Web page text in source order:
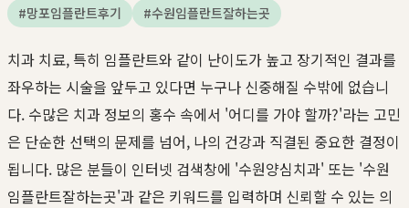
#망포임플란트후기 #수원임플란트잘하는곳
치과 치료, 특히 임플란트와 같이 난이도가 높고 장기적인 결과를
좌우하는 시술을 앞두고 있다면 누구나 신중해질 수밖에 없습니
다. 수많은 치과 정보의 홍수 속에서 '어디를 가야 할까?'라는 고민
은 단순한 선택의 문제를 넘어, 나의 건강과 직결된 중요한 결정이
됩니다. 많은 분들이 인터넷 검색창에 '수원양심치과' 또는 '수원
임플란트잘하는곳'과 같은 키워드를 입력하며 신뢰할 수 있는 의